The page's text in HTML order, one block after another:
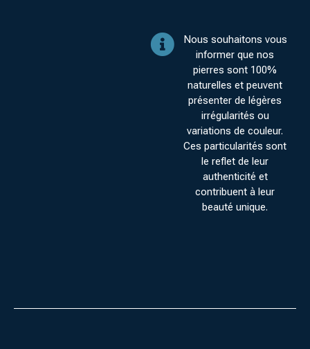
Nous souhaitons vous
informer que nos
pierres sont 100%
naturelles et peuvent
présenter de légères
irrégularités ou
variations de couleur.
Ces particularités sont
le reflet de leur
authenticité et
contribuent à leur
beauté unique.